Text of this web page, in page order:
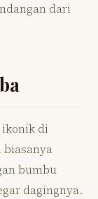
dari
ikonik di
bumbu
dagingnya.